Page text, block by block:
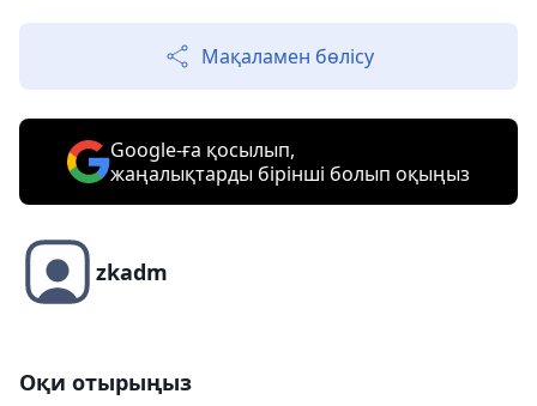
Мақаламен бөлісу
Google-ға қосылып,
жаңалықтарды бірінші болып оқыңыз
zkadm
Оқи отырыңыз